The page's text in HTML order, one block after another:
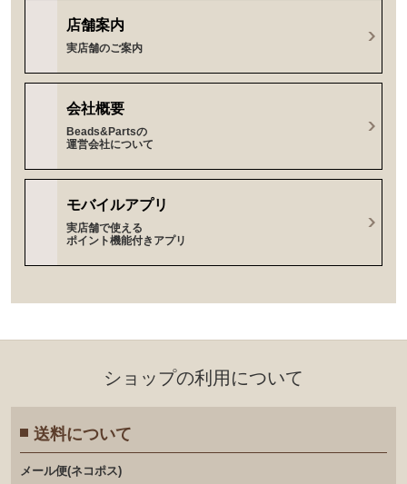
店舗案内
実店舗のご案内
会社概要
Beads&Partsの
運営会社について
モバイルアプリ
実店舗で使える
ポイント機能付きアプリ
ショップの利⽤について
送料について
メール便(ネコポス)